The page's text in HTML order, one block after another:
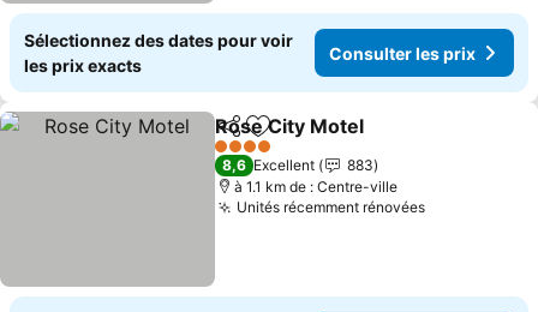
Sélectionnez des dates pour voir
les prix exacts
Consulter les prix
PartagerAjouter à mes favoris
Rose City Motel
4 Étoiles
8,6 Excellent
883
à 1.1 km de : Centre-ville
Unités récemment rénovéesConsulter